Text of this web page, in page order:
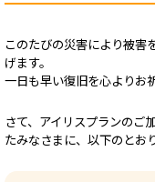
このたびの災害により被害
げます。
一日も早い復旧を心よりお
さて、アイリスプランのご
たみなさまに、以下のとお